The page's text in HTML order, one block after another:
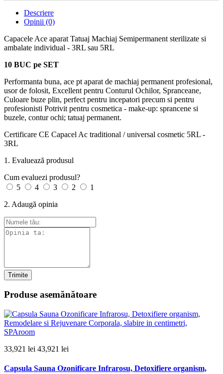
Descriere
Opinii (0)
Capacele Ace aparat Tatuaj Machiaj Semipermanent sterilizate si
ambalate individual - 3RL sau 5RL
10 BUC pe SET
Performanta buna, ace pt aparat de machiaj permanent profesional,
usor de folosit, Excellent pentru Conturul Ochilor, Spranceane,
Culoare buze plin, perfect pentru incepatori precum si pentru
profesionisti Potrivit pentru cosmetica - make-up: sprancene si
buzele, contur ochi; tatuaj permanent.
Certificare CE Capacel Ac traditional / universal cosmetic 5RL -
3RL
1. Evaluează produsul
Cum evaluezi produsul?
5
4 3 2
1
2. Adaugă opinia
Trimite
Produse asemănătoare
33,921 lei 43,921 lei
Capsula Sauna Ozonificare Infrarosu, Detoxifiere organism,